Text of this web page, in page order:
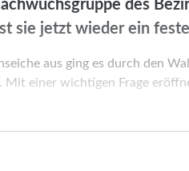
des
sie jetzt wieder ein
aus ging es durch den
Mit einer wichtigen Frage